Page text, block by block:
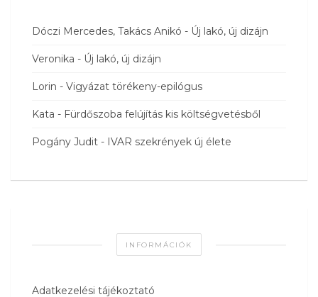
Dóczi Mercedes, Takács Anikó - Új lakó, új dizájn
Veronika - Új lakó, új dizájn
Lorin - Vigyázat törékeny-epilógus
Kata - Fürdőszoba felújítás kis költségvetésből
Pogány Judit - IVAR szekrények új élete
INFORMÁCIÓK
Adatkezelési tájékoztató